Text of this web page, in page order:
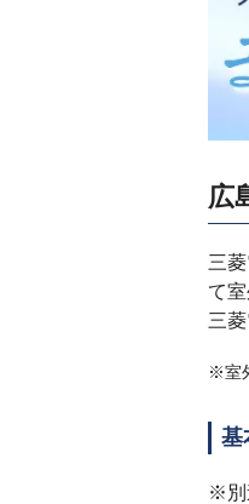
広
三
て
三
※室
基
※別